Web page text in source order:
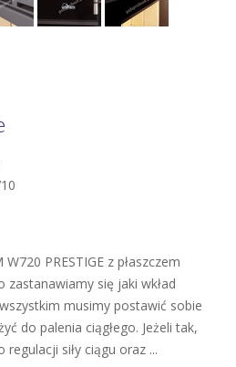
PRESTIGE z płaszczem
się jaki wkład
musimy postawić sobie
do palenia ciągłego. Jeżeli tak,
siły ciągu oraz ...